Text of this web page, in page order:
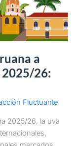
a
2025/26:
Fluctuante
2025/26, la uva